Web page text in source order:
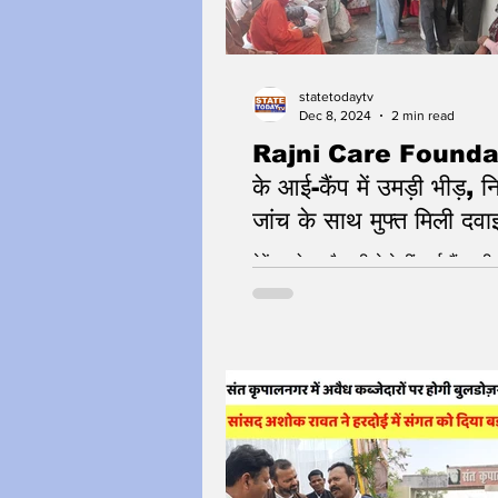
Rajni Care
के आई-कैंप में उमड़ी भीड़,
जांच के साथ मुफ्त मिली
चश्मे
देवेंद्र मोहन भैयाजी ने देखीं आई-कैंप की
संगत को दिया सत्संग
statetodaytv
Dec 8, 2024
2 min read